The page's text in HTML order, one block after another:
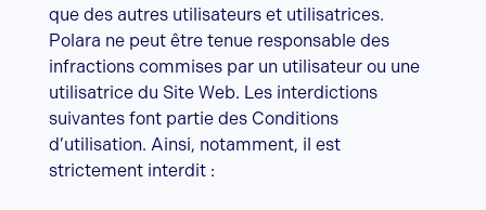
que des autres utilisateurs et utilisatrices.
Polara ne peut être tenue responsable des
infractions commises par un utilisateur ou une
utilisatrice du Site Web. Les interdictions
suivantes font partie des Conditions
d’utilisation. Ainsi, notamment, il est
strictement interdit :